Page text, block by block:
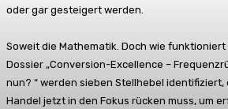
oder gar gesteigert werden.
Soweit die Mathematik. Doch wie funktioniert
Dossier „Conversion-Excellence –
nun? “ werden sieben Stellhebel
Handel jetzt in den Fokus rücken muss, um